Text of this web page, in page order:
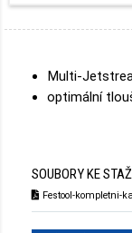
Multi-
optimální
SOUBORY KE
Festool-kompletni-